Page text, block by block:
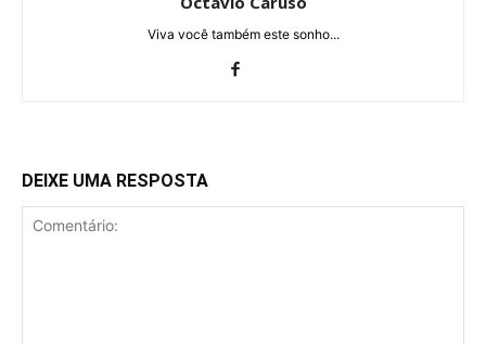
Viva você também este sonho...
DEIXE UMA RESPOSTA